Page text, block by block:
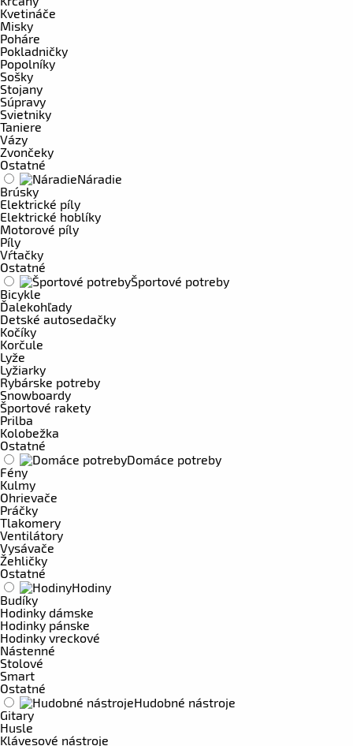
Kvetináče
Misky
Poháre
Pokladničky
Popolníky
Sošky
Stojany
Súpravy
Svietniky
Taniere
Vázy
Zvončeky
Ostatné
Náradie
Brúsky
Elektrické píly
Elektrické hoblíky
Motorové píly
Píly
Vŕtačky
Ostatné
Športové potreby
Bicykle
Ďalekohľady
Detské autosedačky
Kočíky
Korčule
Lyže
Lyžiarky
Rybárske potreby
Snowboardy
Športové rakety
Prilba
Kolobežka
Ostatné
Domáce potreby
Fény
Kulmy
Ohrievače
Práčky
Tlakomery
Ventilátory
Vysávače
Žehličky
Ostatné
Hodiny
Budíky
Hodinky dámske
Hodinky pánske
Hodinky vreckové
Nástenné
Stolové
Smart
Ostatné
Hudobné nástroje
Gitary
Husle
Klávesové nástroje